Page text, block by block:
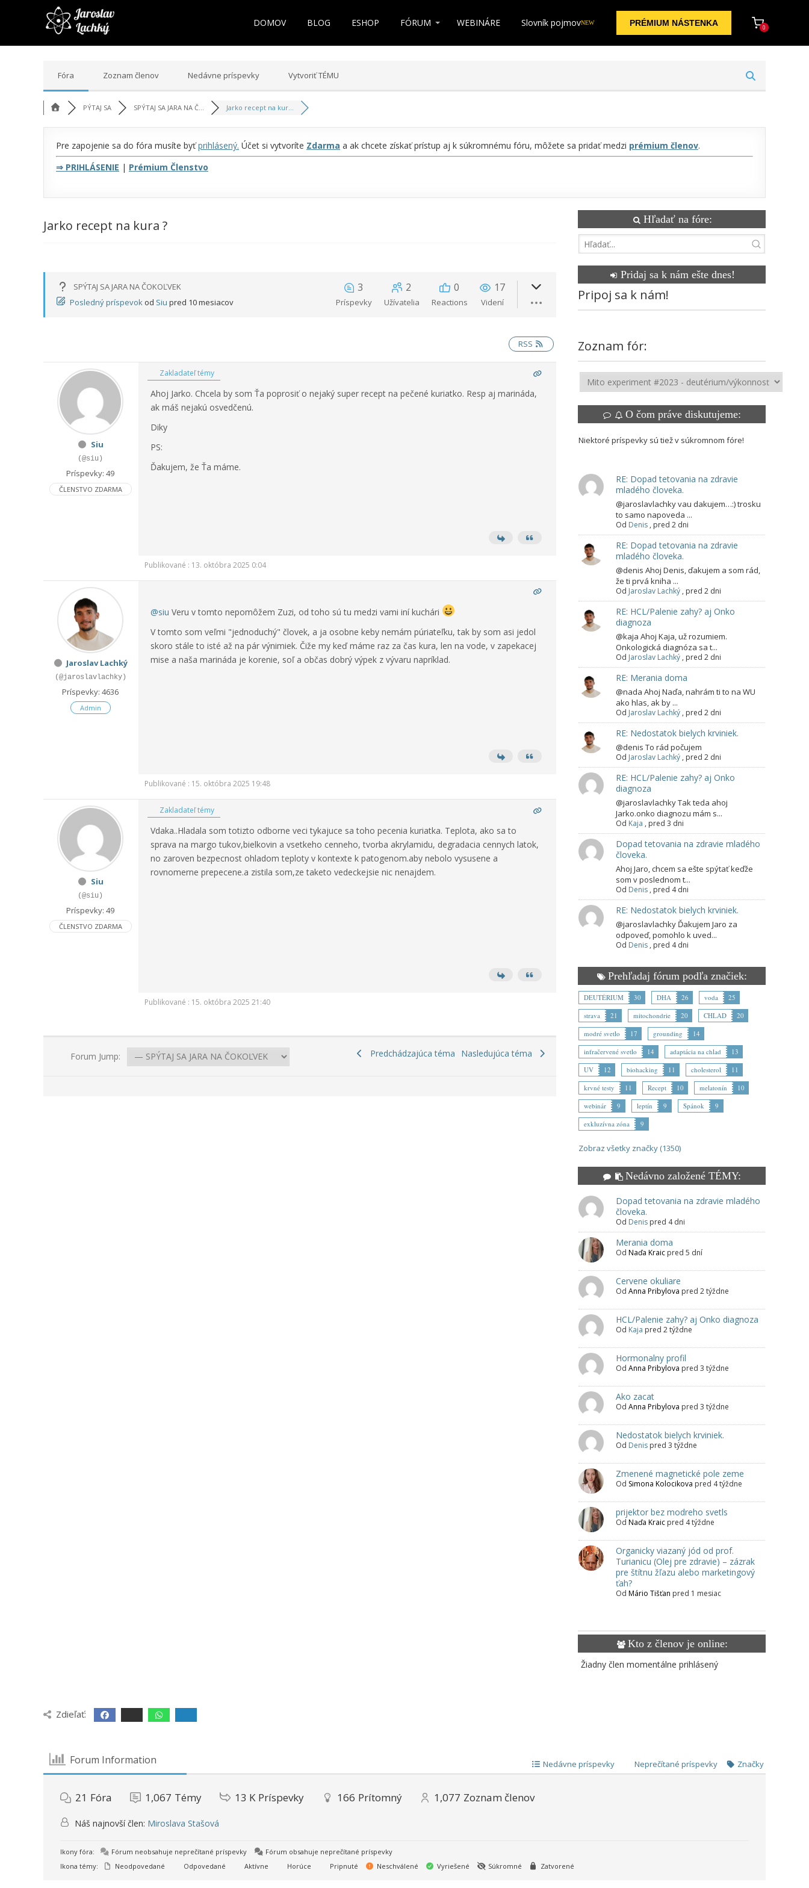
DOMOV BLOG ESHOP FÓRUM WEBINÁRE Slovník pojmovNEW PRÉMIUM NÁSTENKA 0
Fóra Zoznam členov Nedávne príspevky Vytvoriť TÉMU
PÝTAJ SA SPÝTAJ SA JARA NA Č... Jarko recept na kur...
Pre zapojenie sa do fóra musíte byťprihlásený. Účet si vytvoríte Zdarma a ak chcete získať prístup aj k súkromnému fóru, môžete sa pridať medzi prémium členov.
⇒ PRIHLÁSENIE | Prémium Členstvo
Jarko recept na kura ?
SPÝTAJ SA JARA NA ČOKOĽVEK
Posledný príspevok od Siu pred 10 mesiacov
3
Príspevky
2
Užívatelia
0
Reactions
17
Videní
RSS
Siu
(@siu)
Príspevky: 49
ČLENSTVO ZDARMA
Zakladateľ témy
Ahoj Jarko. Chcela by som Ťa poprosiť o nejaký super recept na pečené kuriatko. Resp aj marináda,
ak máš nejakú osvedčenú.
Diky
PS:
Ďakujem, že Ťa máme.
Publikované : 13. októbra 2025 0:04
Jaroslav Lachký
(@jaroslavlachky)
Príspevky: 4636
Admin
@siu Veru v tomto nepomôžem Zuzi, od toho sú tu medzi vami iní kuchári
V tomto som veľmi "jednoduchý" človek, a ja osobne keby nemám púriateľku, tak by som asi jedol
skoro stále to isté až na pár výnimiek. Čiže my keď máme raz za čas kura, len na vode, v zapekacej
mise a naša marináda je korenie, soľ a občas dobrý výpek z vývaru napríklad.
Publikované : 15. októbra 2025 19:48
Siu
(@siu)
Príspevky: 49
ČLENSTVO ZDARMA
Zakladateľ témy
Vdaka..Hladala som totizto odborne veci tykajuce sa toho pecenia kuriatka. Teplota, ako sa to
sprava na margo tukov,bielkovin a vsetkeho cenneho, tvorba akrylamidu, degradacia cennych latok,
no zaroven bezpecnost ohladom teploty v kontexte k patogenom.aby nebolo vysusene a
rovnomerne prepecene.a zistila som,ze taketo vedeckejsie nic nenajdem.
Publikované : 15. októbra 2025 21:40
Forum Jump: Predchádzajúca téma Nasledujúca téma
Hľadať na fóre:
Pridaj sa k nám ešte dnes!
Pripoj sa k nám!
Zoznam fór:
O čom práve diskutujeme:
Niektoré príspevky sú tiež v súkromnom fóre!
RE: Dopad tetovania na zdravie
mladého človeka.
@jaroslavlachky vau dakujem…:) trosku
to samo napoveda ...
Od Denis , pred 2 dni
RE: Dopad tetovania na zdravie
mladého človeka.
@denis Ahoj Denis, ďakujem a som rád,
že ti prvá kniha ...
Od Jaroslav Lachký , pred 2 dni
RE: HCL/Palenie zahy? aj Onko
diagnoza
@kaja Ahoj Kaja, už rozumiem.
Onkologická diagnóza sa t...
Od Jaroslav Lachký , pred 2 dni
RE: Merania doma
@nada Ahoj Naďa, nahrám ti to na WU
ako hlas, ak by ...
Od Jaroslav Lachký , pred 2 dni
RE: Nedostatok bielych krviniek.
@denis To rád počujem
Od Jaroslav Lachký , pred 2 dni
RE: HCL/Palenie zahy? aj Onko
diagnoza
@jaroslavlachky Tak teda ahoj
Jarko.onko diagnozu mám s...
Od Kaja , pred 3 dni
Dopad tetovania na zdravie mladého
človeka.
Ahoj Jaro, chcem sa ešte spýtať keďže
som v poslednom t...
Od Denis , pred 4 dni
RE: Nedostatok bielych krviniek.
@jaroslavlachky Ďakujem Jaro za
odpoveď, pomohlo k uved...
Od Denis , pred 4 dni
Prehľadaj fórum podľa značiek:
DEUTÉRIUM 30 DHA 26 voda
25
strava
21 mitochondrie 20 CHLAD
20
modré svetlo
17 grounding
14
infračervené svetlo
14 adaptácia na chlad
13
UV
12 biohacking 11 cholesterol
11
krvné testy
11 Recept 10 melatonín
10
webinár
9 leptín 9 Spánok
9
exkluzívna zóna
9
Zobraz všetky značky (1350)
Nedávno založené TÉMY:
Dopad tetovania na zdravie mladého
človeka.
Od Denis pred 4 dni
Merania doma
Od Naďa Kraic pred 5 dní
Cervene okuliare
Od Anna Pribylova pred 2 týždne
HCL/Palenie zahy? aj Onko diagnoza
Od Kaja pred 2 týždne
Hormonalny profil
Od Anna Pribylova pred 3 týždne
Ako zacat
Od Anna Pribylova pred 3 týždne
Nedostatok bielych krviniek.
Od Denis pred 3 týždne
Zmenené magnetické pole zeme
Od Simona Kolocikova pred 4 týždne
prijektor bez modreho svetls
Od Naďa Kraic pred 4 týždne
Organicky viazaný jód od prof.
Turianicu (Olej pre zdravie) – zázrak
pre štítnu žľazu alebo marketingový
ťah?
Od Mário Tišťan pred 1 mesiac
Kto z členov je online:
Žiadny člen momentálne prihlásený
Zdieľať:
Forum Information Nedávne príspevky Neprečítané príspevky Značky
21 Fóra 1,067 Témy 13 K Príspevky 166 Prítomný 1,077 Zoznam členov
Náš najnovší člen: Miroslava Stašová
Ikony fóra: Fórum neobsahuje neprečítané príspevky
Fórum obsahuje neprečítané príspevky
Ikona témy:
Neodpovedané Odpovedané Aktívne Horúce Pripnuté Neschválené Vyriešené Súkromné Zatvorené